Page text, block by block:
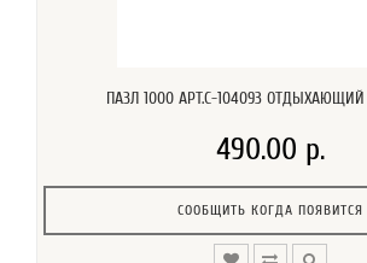
ПАЗЛ 1000 АРТ.C-104093 ОТДЫХАЮЩИЙ
490.00 р.
СООБЩИТЬ КОГДА ПОЯВИТСЯ